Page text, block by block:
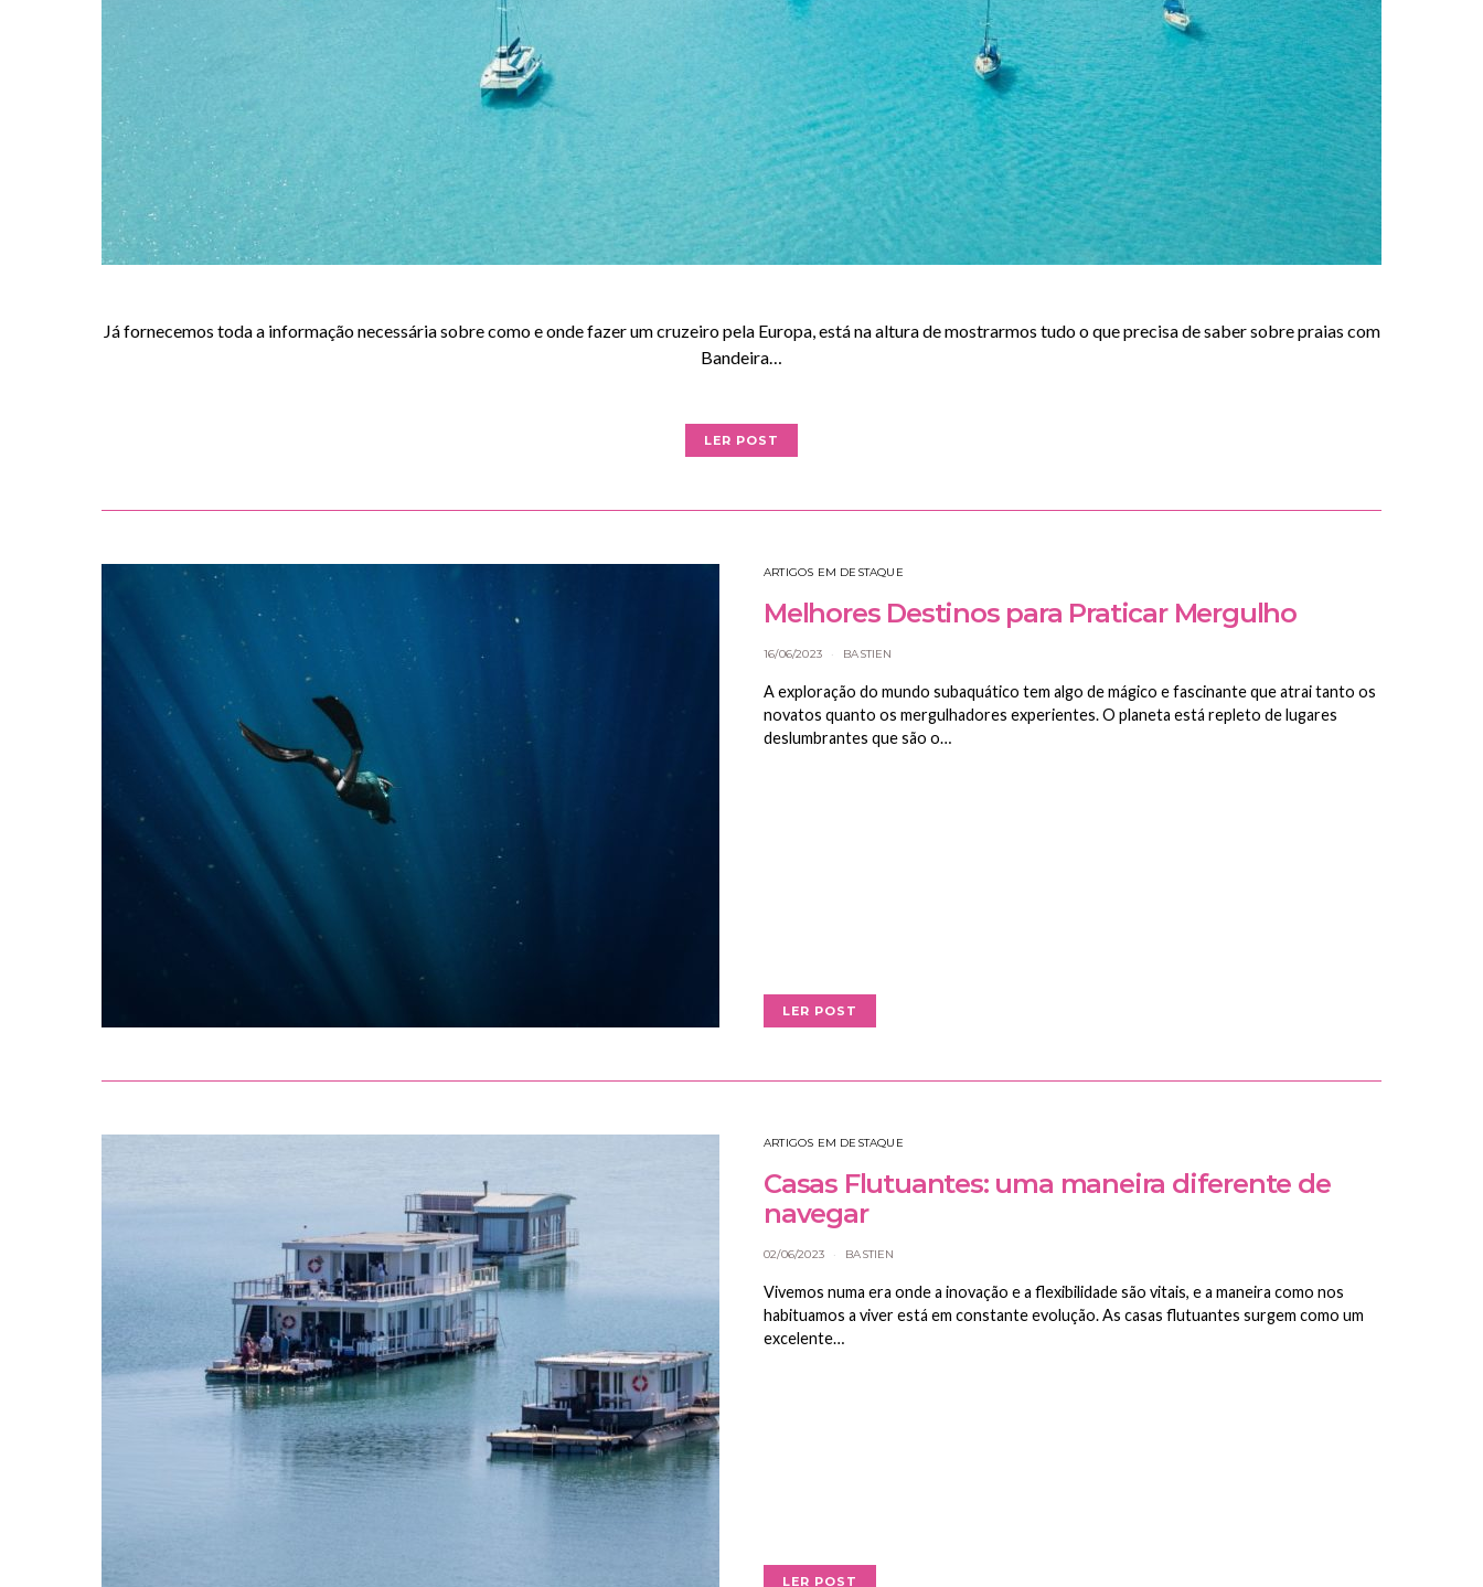
Já fornecemos toda a informação necessária sobre como e onde fazer um cruzeiro pela Europa, está na altura de mostrarmos tudo o que precisa de saber sobre praias com
Bandeira…
LER POST
ARTIGOS EM DESTAQUE
Melhores Destinos para Praticar Mergulho
16/06/2023 BASTIEN
A exploração do mundo subaquático tem algo de mágico e fascinante que atrai tanto os
novatos quanto os mergulhadores experientes. O planeta está repleto de lugares
deslumbrantes que são o…
LER POST
ARTIGOS EM DESTAQUE
Casas Flutuantes: uma maneira diferente de
navegar
02/06/2023 BASTIEN
Vivemos numa era onde a inovação e a flexibilidade são vitais, e a maneira como nos
habituamos a viver está em constante evolução. As casas flutuantes surgem como um
excelente…
LER POST